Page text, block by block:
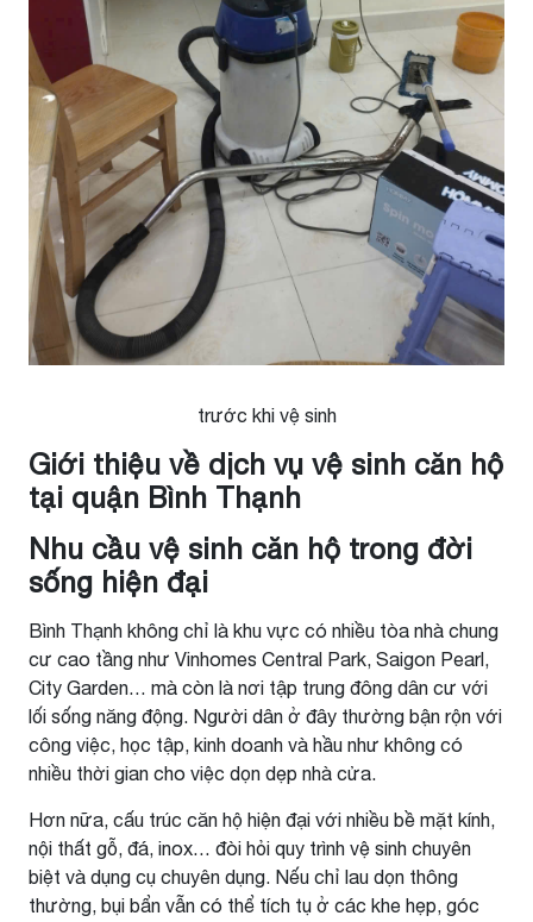
trước khi vệ sinh
Giới thiệu về dịch vụ vệ sinh căn hộ
tại quận Bình Thạnh
Nhu cầu vệ sinh căn hộ trong đời
sống hiện đại
Bình Thạnh không chỉ là khu vực có nhiều tòa nhà chung
cư cao tầng như Vinhomes Central Park, Saigon Pearl,
City Garden… mà còn là nơi tập trung đông dân cư với
lối sống năng động. Người dân ở đây thường bận rộn với
công việc, học tập, kinh doanh và hầu như không có
nhiều thời gian cho việc dọn dẹp nhà cửa.
Hơn nữa, cấu trúc căn hộ hiện đại với nhiều bề mặt kính,
nội thất gỗ, đá, inox… đòi hỏi quy trình vệ sinh chuyên
biệt và dụng cụ chuyên dụng. Nếu chỉ lau dọn thông
thường, bụi bẩn vẫn có thể tích tụ ở các khe hẹp, góc